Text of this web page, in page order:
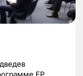
ЕР